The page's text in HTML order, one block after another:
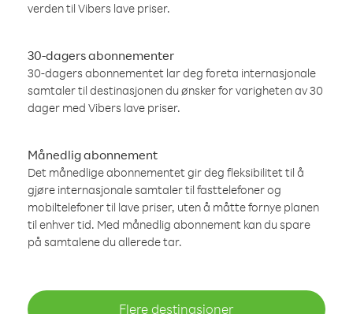
verden til Vibers lave priser.
30-dagers abonnementer
30-dagers abonnementet lar deg foreta internasjonale
samtaler til destinasjonen du ønsker for varigheten av 30
dager med Vibers lave priser.
Månedlig abonnement
Det månedlige abonnementet gir deg fleksibilitet til å
gjøre internasjonale samtaler til fasttelefoner og
mobiltelefoner til lave priser, uten å måtte fornye planen
til enhver tid. Med månedlig abonnement kan du spare
på samtalene du allerede tar.
Flere destinasjoner